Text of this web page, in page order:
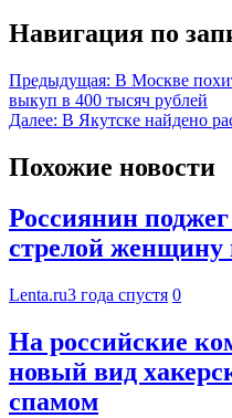
Навигация по
Предыдущая: В Москве
выкуп в 400 тысяч рублей
Далее: В Якутске найдено
Похожие новости
Россиянин
стрелой женщину
Lenta.ru3 года спустя 0
На российские
новый вид
спамом